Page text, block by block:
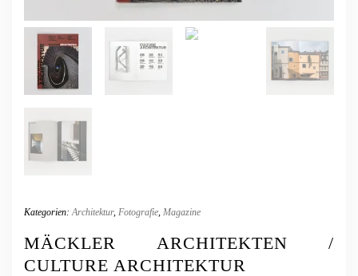
Kategorien: Architektur, Fotografie Magazine
MÄCKLER ARCHITEKTEN /
CULTURE ARCHITEKTUR